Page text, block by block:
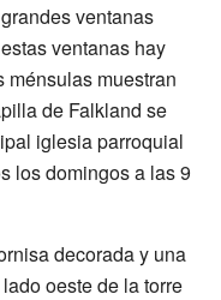
ventanas
ventanas hay
ménsulas muestran
de Falkland se
iglesia parroquial
los domingos a las 9
decorada y una
oeste de la torre